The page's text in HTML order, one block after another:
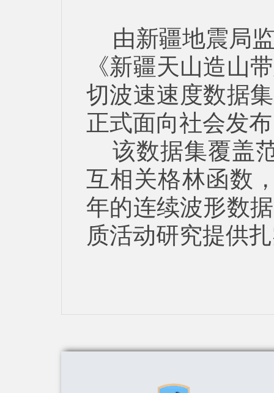
由新疆地震局
《新疆天山造山
切波速速度数据
正式面向社会发
该数据集覆盖
互相关格林函数
年的连续波形数
质活动研究提供